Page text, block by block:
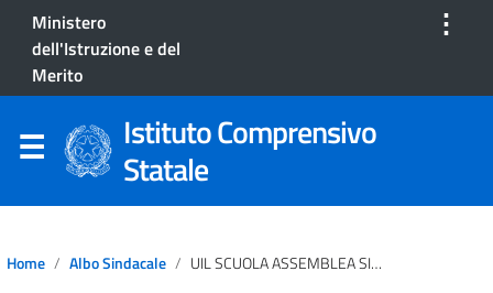
Ministero
dell'Istruzione e del
Merito
⋮
Istituto Comprensivo
Statale
Home Albo Sindacale UIL SCUOLA ASSEMBLEA SINDACALE 13.05.2022